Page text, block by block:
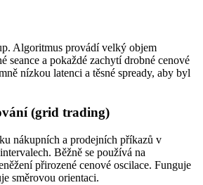
Algoritmus provádí velký objem
seance a pokaždé zachytí drobné cenové
nízkou latenci a těsné spready, aby byl
(grid trading)
nákupních a prodejních příkazů v
Běžně se používá na
přirozené cenové oscilace. Funguje
směrovou orientaci.